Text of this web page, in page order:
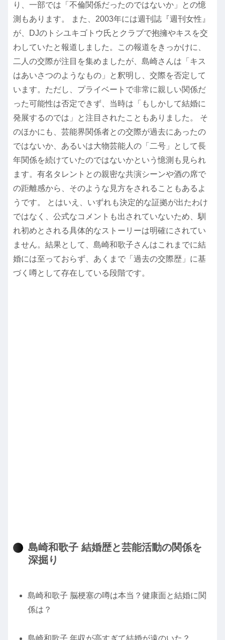
り、一部では「不倫関係だったのではないか」との憶
測もあります。 また、2003年には週刊誌『週刊女性』
が、DJのトシユキゴトウ氏とクラブで抱擁やキスを交
わしていたと報道しました。この報道をきっかけに、
二人の交際が注目を集めましたが、島崎さんは「キス
はあいさつのようなもの」と釈明し、交際を否定して
います。ただし、プライベートで非常に親しい関係だ
った可能性は否定できず、当時は「もしかして結婚に
発展するのでは」と注目されたこともありました。 そ
のほかにも、芸能界関係者との交際が過去にあったの
ではないか、あるいは大物芸能人の「二号」として長
年関係を続けていたのではないかという憶測も見られ
ます。有名タレントとの親密な共演シーンや酒の席で
の距離感から、そのような見方をされることもあるよ
うです。 とはいえ、いずれも決定的な証拠が出たわけ
ではなく、公式なコメントも出されていないため、馴
れ初めとされる具体的なストーリーは明確にされてい
ません。結果として、島崎和歌子さんはこれまでに結
婚には至っておらず、あくまで「過去の交際歴」に基
づく噂として存在している段階です。
島崎和歌子 結婚歴と芸能活動の関係を
深掘り
島崎和歌子 脳梗塞の噂は本当？健康面と結婚に関
係は？
島崎和歌子 年収が高すぎて結婚が遠のいた？